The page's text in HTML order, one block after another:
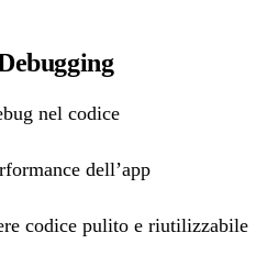
nel codice
dell’app
codice pulito e riutilizzabile